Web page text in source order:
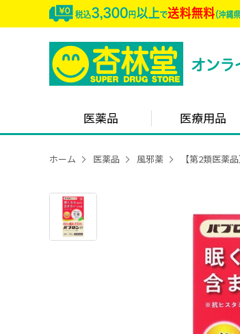
医薬品 医療用品
ホーム 医薬品 風邪薬 【第2類医薬